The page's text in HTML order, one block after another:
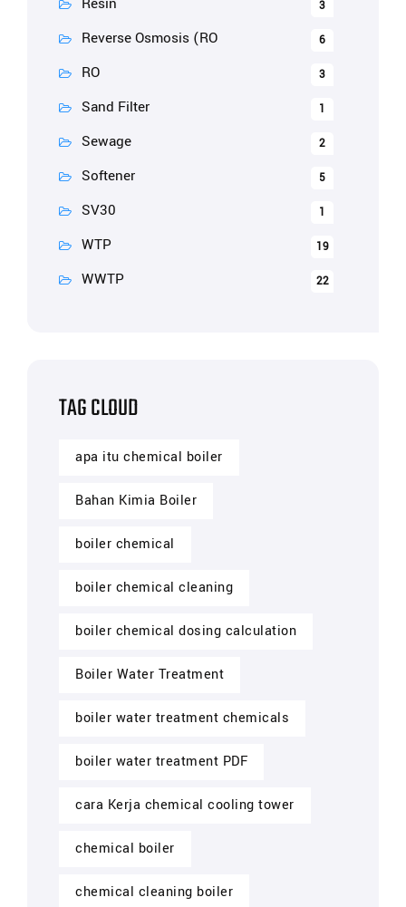
3
Reverse Osmosis (RO 6
RO 3
Sand Filter 1
Sewage 2
Softener 5
SV30 1
WTP 19
WWTP 22
TAG CLOUD
apa itu chemical boiler
Bahan Kimia Boiler
boiler chemical
boiler chemical cleaning
boiler chemical dosing calculation
Boiler Water Treatment
boiler water treatment chemicals
boiler water treatment PDF
cara Kerja chemical cooling tower
chemical boiler
chemical cleaning boiler